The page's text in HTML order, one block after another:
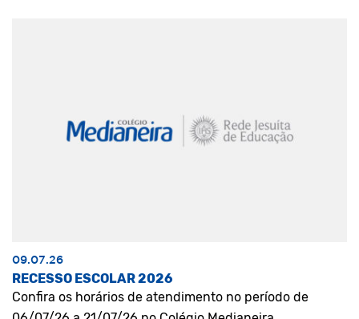
09.07.26
RECESSO ESCOLAR 2026
Confira os horários de atendimento no período de